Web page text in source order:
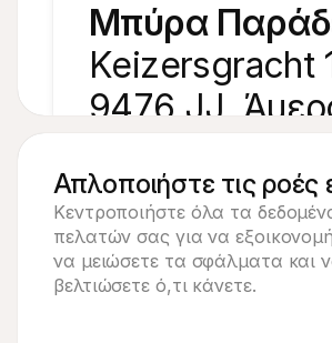
Μπύρα
Keizersgracht
9476 JJ,
Απλοποιήστε τις ροές
Κεντροποιήστε όλα τα
πελατών σας για να
να μειώσετε τα σφάλματα και
βελτιώσετε ό,τι κάνετε.